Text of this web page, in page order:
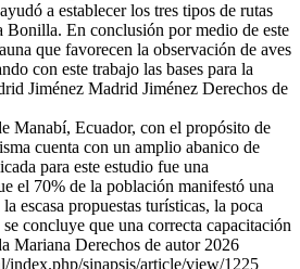
a establecer los tres tipos de rutas
Bonilla. En conclusión por medio de este
que favorecen la observación de aves
con este trabajo las bases para la
Jiménez Madrid Jiménez Derechos de
Manabí, Ecuador, con el propósito de
cuenta con un amplio abanico de
para este estudio fue una
el 70% de la población manifestó una
escasa propuestas turísticas, la poca
concluye que una correcta capacitación
Mariana Derechos de autor 2026
sinapsis/article/view/1225